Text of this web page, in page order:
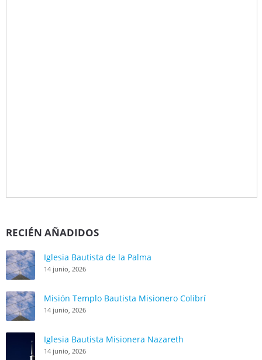
RECIÉN AÑADIDOS
Iglesia Bautista de la Palma
14 junio, 2026
Misión Templo Bautista Misionero Colibrí
14 junio, 2026
Iglesia Bautista Misionera Nazareth
14 junio, 2026